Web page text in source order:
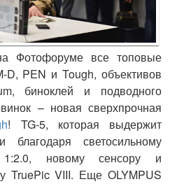
Фотофоруме все топовые
D, PEN и Tough, объективов
биноклей и подводного
– новая сверхпрочная
! TG-5, которая выдержит
светосильному
1:2.0, новому сенсору и
TruePic VIII. Еще OLYMPUS